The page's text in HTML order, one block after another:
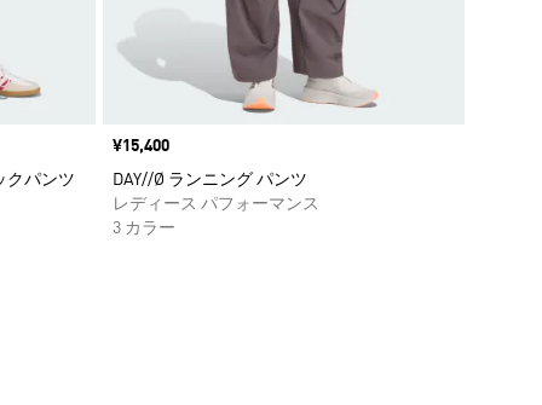
クパンツ
価格
¥15,400
DAY//Ø ランニング パンツ
レディース パフォーマンス
3 カラー